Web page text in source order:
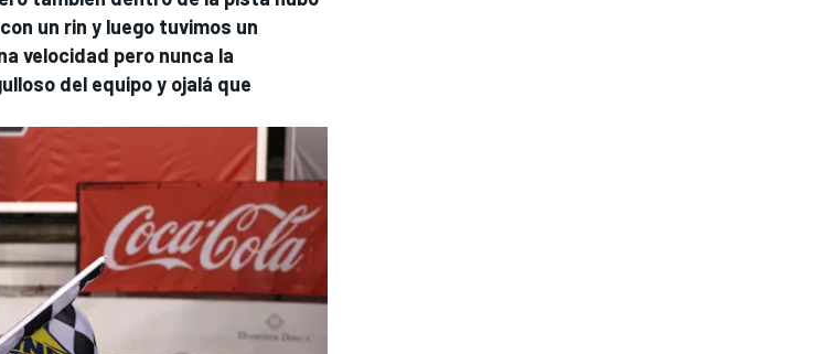
un rin y luego tuvimos un
velocidad pero nunca la
del equipo y ojalá que